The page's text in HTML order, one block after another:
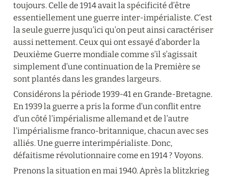
toujours. Celle de 1914 avait la spécificité d’être
essentiellement une guerre inter-impérialiste. C’est
la seule guerre jusqu’ici qu’on peut ainsi caractériser
aussi nettement. Ceux qui ont essayé d’aborder la
Deuxième Guerre mondiale comme s’il s’agissait
simplement d’une continuation de la Première se
sont plantés dans les grandes largeurs.
Considérons la période 1939-41 en Grande-Bretagne.
En 1939 la guerre a pris la forme d’un conflit entre
d’un côté l’impérialisme allemand et de l’autre
l’impérialisme franco-britannique, chacun avec ses
alliés. Une guerre interimpérialiste. Donc,
défaitisme révolutionnaire come en 1914 ? Voyons.
Prenons la situation en mai 1940. Après la blitzkrieg